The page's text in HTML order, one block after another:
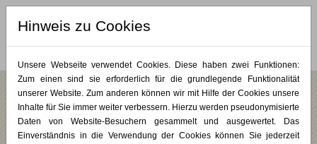
MERKLISTE (0)
KUNST VOLL LERNEN
Vor
Hinweis zu Cookies
Unsere Webseite verwendet Cookies. Diese haben zwei Funktionen:
Zum einen sind sie erforderlich für die grundlegende Funktionalität
unserer Website. Zum anderen können wir mit Hilfe der Cookies unsere
Inhalte für Sie immer weiter verbessern. Hierzu werden pseudonymisierte
Daten von Website-Besuchern gesammelt und ausgewertet. Das
Einverständnis in die Verwendung der Cookies können Sie jederzeit